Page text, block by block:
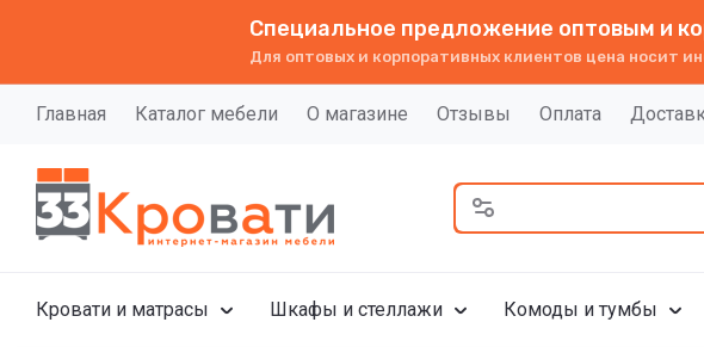
Специальное предложение оптовым и
Для оптовых и корпоративных клиентов цена носит
Главная Каталог мебели О магазине Отзывы Оплата
Кровати и матрасы Шкафы и стеллажи Комоды и тумбы